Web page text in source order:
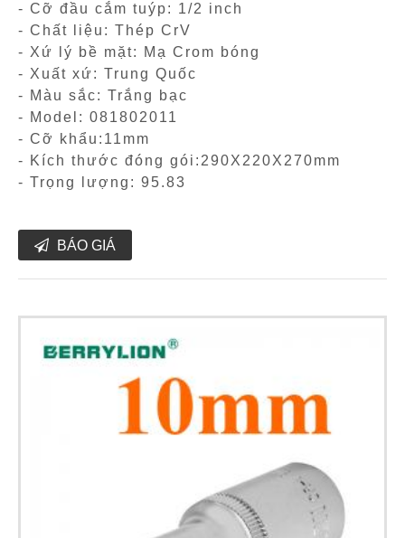
- Cỡ đầu cắm tuýp: 1/2 inch
- Chất liệu: Thép CrV
- Xứ lý bề mặt: Mạ Crom bóng
- Xuất xứ: Trung Quốc
- Màu sắc: Trắng bạc
- Model: 081802011
- Cỡ khẩu:11mm
- Kích thước đóng gói:290X220X270mm
- Trọng lượng: 95.83
BÁO GIÁ